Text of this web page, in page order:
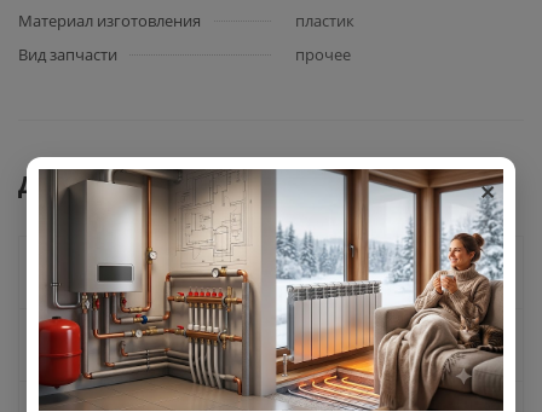
Материал изготовления
пластик
Вид запчасти
прочее
Документы
Как купить
Оплата
×